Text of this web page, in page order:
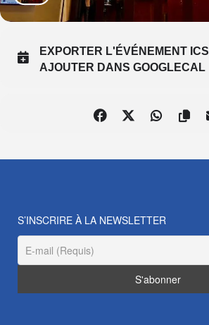
EXPORTER L'ÉVÉNEMENT ICS
AJOUTER DANS GOOGLECAL
S’INSCRIRE À LA NEWSLETTER